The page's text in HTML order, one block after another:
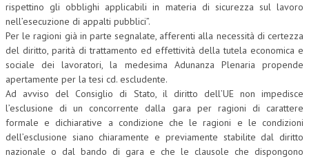
rispettino gli obblighi applicabili in materia di sicurezza sul lavoro
nell’esecuzione di appalti pubblici”.
Per le ragioni già in parte segnalate, afferenti alla necessità di certezza
del diritto, parità di trattamento ed effettività della tutela economica e
sociale dei lavoratori, la medesima Adunanza Plenaria propende
apertamente per la tesi cd. escludente.
Ad avviso del Consiglio di Stato, il diritto dell’UE non impedisce
l’esclusione di un concorrente dalla gara per ragioni di carattere
formale e dichiarative a condizione che le ragioni e le condizioni
dell’esclusione siano chiaramente e previamente stabilite dal diritto
nazionale o dal bando di gara e che le clausole che dispongono